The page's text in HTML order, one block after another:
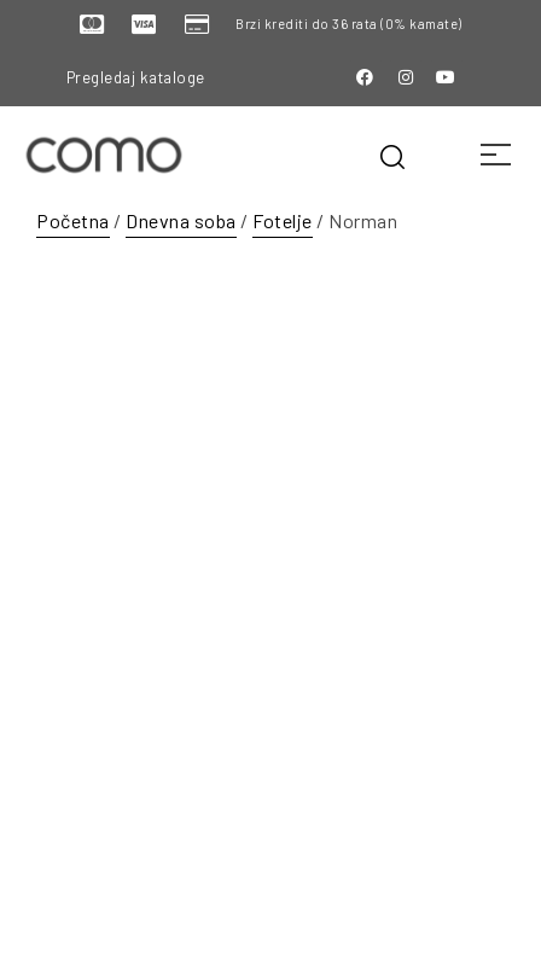
Brzi krediti do 36 rata (0% kamate)
Pregledaj kataloge
Početna / Dnevna soba / Fotelje / Norman